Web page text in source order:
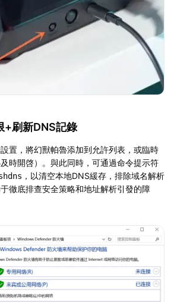
+刷新DNS記錄
置，將幻獸帕魯添加到允許列表，或臨時
時開啓）。與此同時，可通過命令提示符
，以清空本地DNS緩存，排除域名解析
徹底排查安全策略和地址解析引發的障